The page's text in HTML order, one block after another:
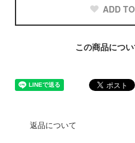
ADD
この商品につ
返品について